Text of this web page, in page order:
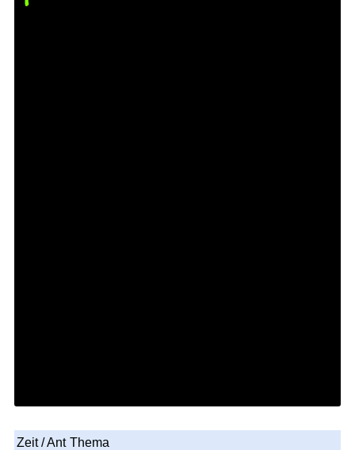
Zeit / Ant Thema